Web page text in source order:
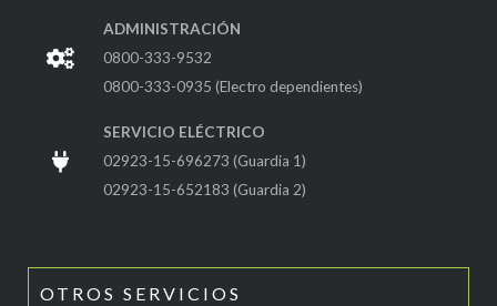
ADMINISTRACIÓN
0800-333-9532
0800-333-0935 (Electro dependientes)
SERVICIO ELÉCTRICO
02923-15-696273 (Guardia 1)
02923-15-652183 (Guardia 2)
OTROS SERVICIOS